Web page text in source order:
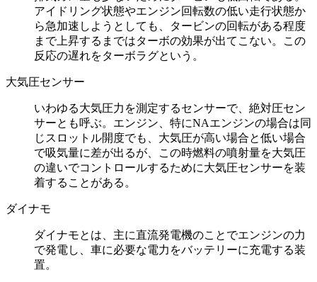
アイドリング状態やエンジン回転数の低い走行状態か
ら急加速しようとしても、タービンの回転がある程度
まで上昇するまではターボの効果が出てこない。この
反応の遅れをターボラグという。
大気圧センサー
いわゆる大気圧力を測定するセンサーで、絶対圧セン
サーとも呼ぶ。エンジン、特にNAエンジンの場合は同
じスロットル開度でも、大気圧が高い場合と低い場合
で吸気量に差が出るが、この時燃料の噴射量を大気圧
の違いでコントロールするために大気圧センサーを装
着することがある。
ダイナモ
ダイナモとは、主に直流発電機のことでエンジンの力
で発電し、車に必要な電力をバッテリーに充電する装
置。